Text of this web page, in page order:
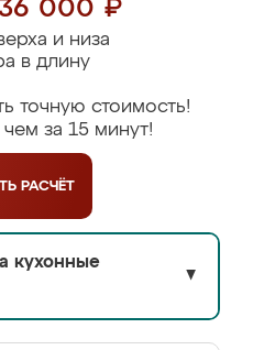
000 ₽
и низа
в длину
точную стоимость!
за 15 минут!
РАСЧЁТ
кухонные
▼